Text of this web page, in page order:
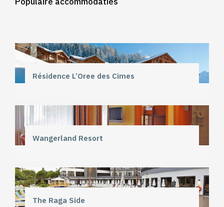
Résidence L’Oree des Cimes
Wangerland Resort
The Raga Side